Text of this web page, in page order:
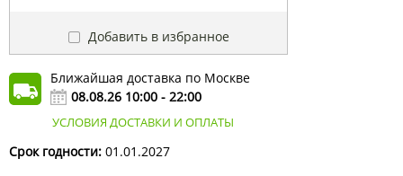
Добавить в избранное
Ближайшая доставка по Москве
08.08.26 10:00 - 22:00
УСЛОВИЯ ДОСТАВКИ И ОПЛАТЫ
Срок годности: 01.01.2027